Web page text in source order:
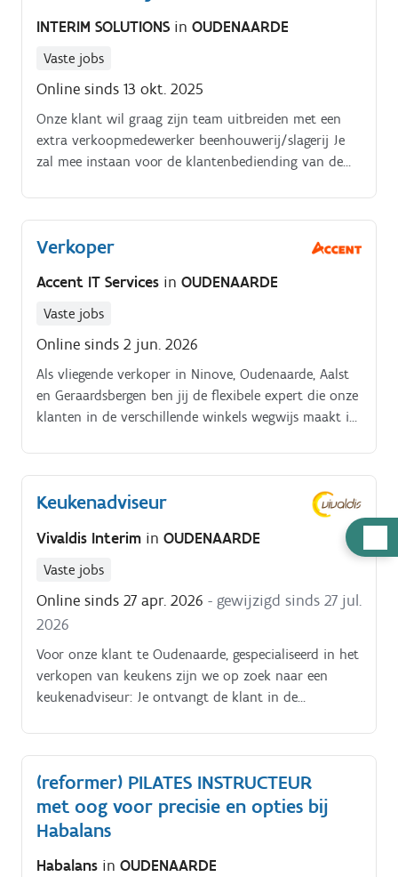
INTERIM SOLUTIONS in OUDENAARDE
Vaste jobs
Online sinds 13 okt. 2025
Onze klant wil graag zijn team uitbreiden met een
extra verkoopmedewerker beenhouwerij/slagerij Je
zal mee instaan voor de klantenbediending van de
evidentie en je verwelkomt en bedient de klanten
met een glimlach Belangrijk je kan ook werken in het
weekend want onze zaak is zaterdag en zondag open
opdracht bij ons.
Verkoper
Accent IT Services in OUDENAARDE
Vaste jobs
Online sinds 2 jun. 2026
Als vliegende verkoper in Ninove, Oudenaarde, Aalst
en Geraardsbergen ben jij de flexibele expert die onze
klanten in de verschillende winkels wegwijs maakt in
dampgedrag en behoeften te achterhalen.
Keukenadviseur
Vivaldis Interim in OUDENAARDE
Vaste jobs
Online sinds 27 apr. 2026 - gewijzigd sinds 27 jul.
2026
Voor onze klant te Oudenaarde, gespecialiseerd in het
verkopen van keukens zijn we op zoek naar een
keukenadviseur: Je ontvangt de klant in de
weet hierop in te spelen. Vervolgens zal je een
ontwerp opmaken van hun droomkeuken Je bent
transparant qua prijzen en verschaft hen correcte
informatie en volgt hiervoor het vastgelegde beleid.
Je bent het enigste aanspreekpunt van jouw klant en
(reformer) PILATES INSTRUCTEUR
met oog voor precisie en opties bij
Habalans
Habalans in OUDENAARDE